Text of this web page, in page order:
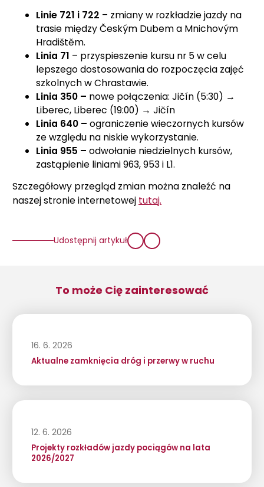
Linie 721 i 722 – zmiany w rozkładzie jazdy na
trasie między Českým Dubem a Mnichovým
Hradištěm.
Linia 71 – przyspieszenie kursu nr 5 w celu
lepszego dostosowania do rozpoczęcia zajęć
szkolnych w Chrastawie.
Linia 350 – nowe połączenia: Jičín (5:30) →
Liberec, Liberec (19:00) → Jičín
Linia 640 – ograniczenie wieczornych kursów
ze względu na niskie wykorzystanie.
Linia 955 – odwołanie niedzielnych kursów,
zastąpienie liniami 963, 953 i L1.
Szczegółowy przegląd zmian można znaleźć na
naszej stronie internetowej tutaj.
Udostępnij artykuł
To może Cię zainteresować
16. 6. 2026
Aktualne zamknięcia dróg i przerwy w ruchu
12. 6. 2026
Projekty rozkładów jazdy pociągów na lata
2026/2027